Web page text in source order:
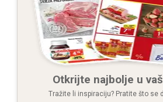
Otkrijte najbolje u
Tražite li inspiraciju? Pratite što se